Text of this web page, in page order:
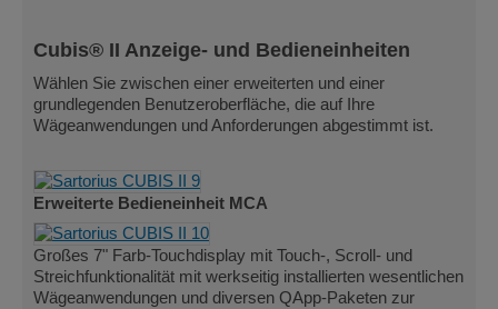
Cubis® II Anzeige- und Bedieneinheiten
Wählen Sie zwischen einer erweiterten und einer
grundlegenden Benutzeroberfläche, die auf Ihre
Wägeanwendungen und Anforderungen abgestimmt ist.
Erweiterte Bedieneinheit MCA
Großes 7" Farb-Touchdisplay mit Touch-, Scroll- und
Streichfunktionalität mit werkseitig installierten wesentlichen
Wägeanwendungen und diversen QApp-Paketen zur